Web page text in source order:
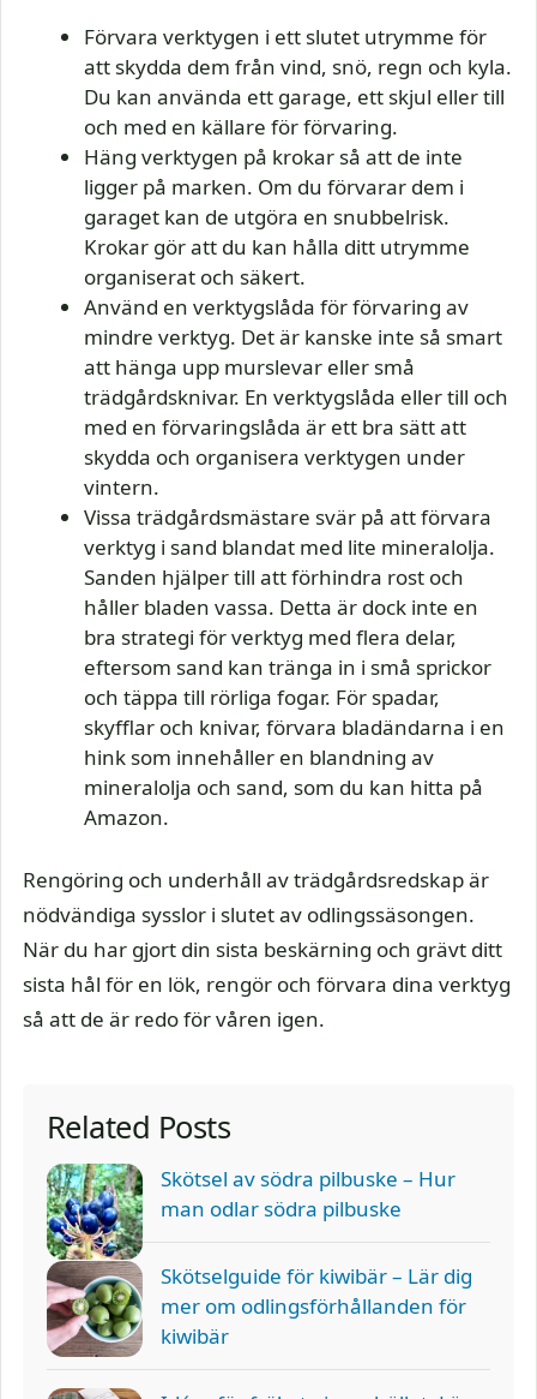
Förvara verktygen i ett slutet utrymme för
att skydda dem från vind, snö, regn och kyla.
Du kan använda ett garage, ett skjul eller till
och med en källare för förvaring.
Häng verktygen på krokar så att de inte
ligger på marken. Om du förvarar dem i
garaget kan de utgöra en snubbelrisk.
Krokar gör att du kan hålla ditt utrymme
organiserat och säkert.
Använd en verktygslåda för förvaring av
mindre verktyg. Det är kanske inte så smart
att hänga upp murslevar eller små
trädgårdsknivar. En verktygslåda eller till och
med en förvaringslåda är ett bra sätt att
skydda och organisera verktygen under
vintern.
Vissa trädgårdsmästare svär på att förvara
verktyg i sand blandat med lite mineralolja.
Sanden hjälper till att förhindra rost och
håller bladen vassa. Detta är dock inte en
bra strategi för verktyg med flera delar,
eftersom sand kan tränga in i små sprickor
och täppa till rörliga fogar. För spadar,
skyfflar och knivar, förvara bladändarna i en
hink som innehåller en blandning av
mineralolja och sand, som du kan hitta på
Amazon.
Rengöring och underhåll av trädgårdsredskap är
nödvändiga sysslor i slutet av odlingssäsongen.
När du har gjort din sista beskärning och grävt ditt
sista hål för en lök, rengör och förvara dina verktyg
så att de är redo för våren igen.
Related Posts
Skötsel av södra pilbuske – Hur
man odlar södra pilbuske
Skötselguide för kiwibär – Lär dig
mer om odlingsförhållanden för
kiwibär